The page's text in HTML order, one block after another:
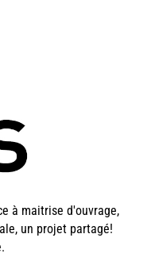
à maitrise d'ouvrage,
un projet partagé!